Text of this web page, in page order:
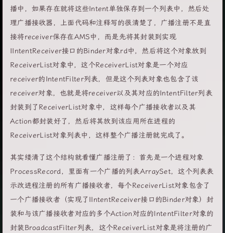
播中，如果存在就将这些Intent单独保存到一个列表中，然后处
理广播接收器，上面代码和注释写的很清楚了，广播注册不是直
接将receiver保存在AMS中，而是先将其封装到实现
IIntentReceiver接口的Binder对象rd中，然后将这个对象放到
ReceiverList对象中，这个ReceiverList对象是一个对应
receiver的IntentFilter列表，但是这个列表对象也包含了该
receiver对象，也就是将receiver以及其对应的IntentFilter列表
封装到了ReceiverList对象中，这样每个广播接收者以及其
Action都封装好了，然后将其放到该应用所在进程的
ReceiverList对象列表中，这样整个广播注册就完成了。
其实缕清了这个结构就看懂广播注册了：首先是一个进程对象
ProcessRecord，里面有一个广播的列表ArraySet，这个列表表
示改进程注册的所有广播接收者，每个ReceiverList对象包含了
一个广播接收者（实现了IIntentReceiver接口的Binder对象）封
装和与该广播接收者对应的多个Action对应的IntentFilter对象的
封装BroadcastFilter列表，这个ReceiverList对象是将注册的广